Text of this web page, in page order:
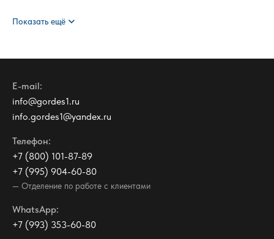
Показать ещё expand_more
E-mail:
info@gordes1.ru
info.gordes1@yandex.ru
Телефон:
+7 (800) 101-87-89
+7 (995) 904-60-80
— Отделение по работе с клиентами
WhatsApp:
+7 (993) 353-60-80